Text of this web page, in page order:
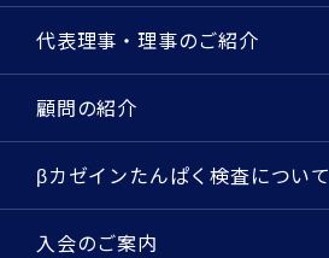
代表理事・理事のご紹介
顧問の紹介
βカゼインたんぱく検査について
入会のご案内